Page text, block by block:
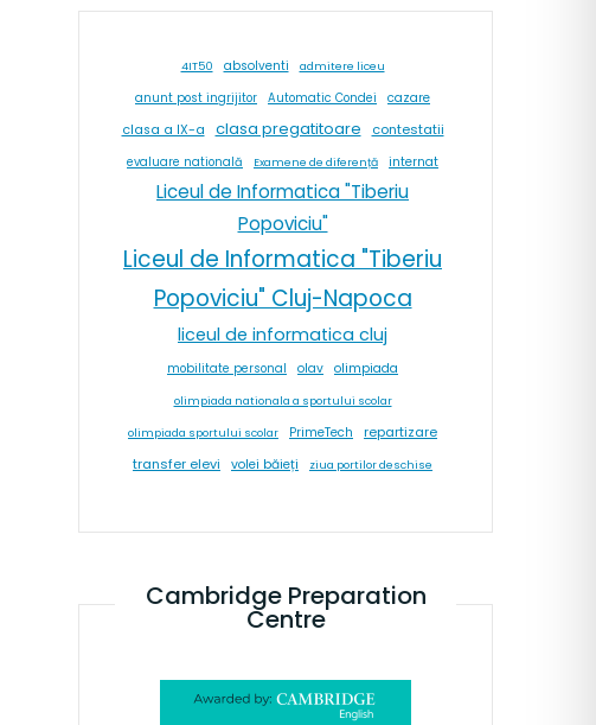
4IT50 absolventi admitere liceu
anunt post ingrijitor Automatic Condei
cazare
clasa a IX-a
clasa pregatitoare contestatii
evaluare natională Examene de diferență internat
Liceul de Informatica "Tiberiu
Popoviciu"
Liceul de Informatica "Tiberiu
Popoviciu" Cluj-Napoca
liceul de informatica cluj
mobilitate personal olav olimpiada
olimpiada nationala a sportului scolar
olimpiada sportului scolar PrimeTech
repartizare
transfer elevi
volei băieți ziua portilor deschise
Cambridge Preparation
Centre